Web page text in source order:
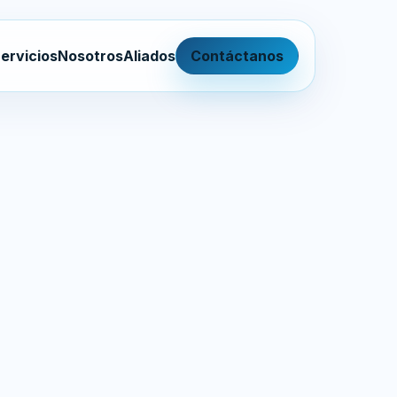
NosotrosAliados Contáctanos